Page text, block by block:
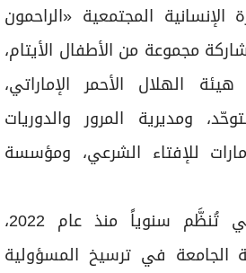
المجتمعية «الراحمون
مجموعة من الأطفال الأيتام،
الهلال الأحمر الإماراتي،
ومديرية المرور والدوريات
للإفتاء الشرعي، ومؤسسة
وتأتي المبادرة، التي تُنظَّم سنوياً منذ عام 2022،
الجامعة في ترسيخ المسؤولية